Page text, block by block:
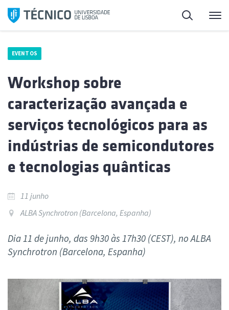
Saltar
para
Pesquisa
EVENTOS
Workshop sobre
caracterização avançada e
serviços tecnológicos para as
indústrias de semicondutores
e tecnologias quânticas
11 junho
ALBA Synchrotron (Barcelona, Espanha)
Dia 11 de junho, das 9h30 às 17h30 (CEST), no ALBA
Synchrotron (Barcelona, Espanha)